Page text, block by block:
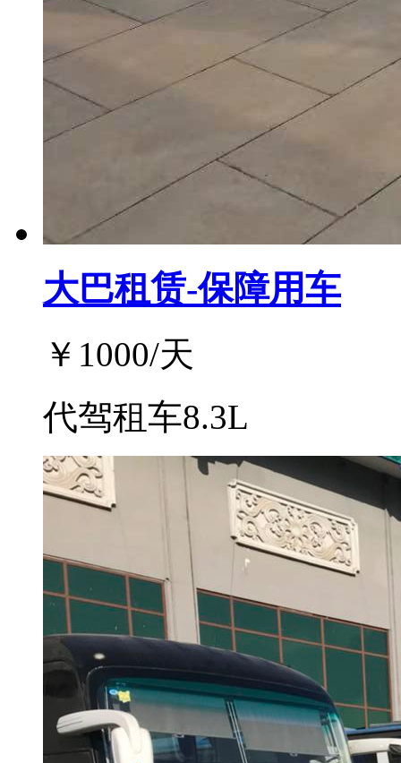
大巴租赁-保障用车
￥ 1000/天
代驾租车8.3L